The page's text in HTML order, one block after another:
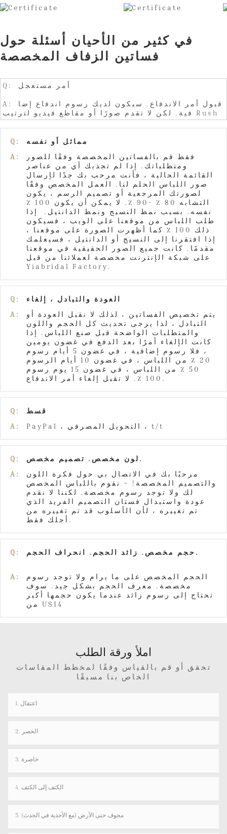
في كثير من الأحيان أسئلة حول
فساتين الزفاف المخصصة
Q: أمر مستعجل
A: قبول أمر الاندفاع. سيكون لديك رسوم اندفاع إضا
فية. لكن لا تقدم صورًا أو مقاطع فيديو لترتيب Rush
Q:
A:
فقط قم بالفساتين المخصصة وفقًا للصور
ومتطلباتك. إذا لم تجذبك أي من عناصر
القائمة الحالية ، فأنت مرحب بك جدًا لإرسال
صور اللباس الحلم لنا. العمل المخصص وفقًا
لصورتك المرجعية أو تصميم الرسم ، يكون
التشابه 80 ٪ -90 ٪. لا يمكن أن يكون 100 ٪
نفسه. بسبب نمط النسيج ونمط الدانتيل. إذا
طلب اللباس من موقعنا على الويب ، فسيكون
ذلك 100 ٪ كما أظهرت الصورة على موقعنا ،
إذا افتقرنا إلى النسيج أو الدانتيل ، فسيعلمك
مقدمًا. كانت جميع الصور الحقيقية في موقعنا
على شبكة الإنترنت مخصصة لعملائنا من قبل
Yiabridal Factory.
Q:
A:
يتم تخصيص الفساتين ، لذلك لا نقبل العودة أو
التبادل ، لذا يرجى تحديث كل الحجم واللون
والمتطلبات الواضحة قبل صنع اللباس. إذا
كانت الإلغاء أمرًا بعد الدفع في غضون يومين
، فلا رسوم إضافية ، في غضون 5 أيام رسوم
20 ٪ من اللباس ، في غضون 10 أيام الرسوم
50 ٪ من اللباس ، في غضون 15 يوم رسوم
100 ٪. لا تقبل إلغاء أمر الاندفاع.
Q:
A:
PayPal ، التحويل المصرفي ، t/t
Q:
لون مخصص. تصميم مخصص.
A:
مرحبًا بك في الاتصال بي حول فكرة اللون
والتصميم المخصصة! ~ نقوم باللباس المخصص
لك ولا توجد رسوم مخصصة. لكننا لا نقدم
عودة واستبدال فستان التصميم الفريد الذي
تم تغييره ، لأن الأسلوب قد تم تغييره من
أجلك فقط.
Q: حجم مخصص. زائد الحجم. انحراف الحجم.
A:
الحجم المخصص على ما يرام ولا توجد رسوم
مخصصة. معرف الحجم بشكل جيد. سوف
تحتاج إلى رسوم زائد عندما يكون حجمها أكبر
من US14
املأ ورقة الطلب
تحقق أو قم بالقياس وفقًا لمخطط المقاسات
الخاص بنا مسبقًا
1. اعتقال
2. الخصر
3. خاصرة
4. الكتف إلى الكتف
5. مجوف حتى الأرض (مع الأحذية في الحدث)